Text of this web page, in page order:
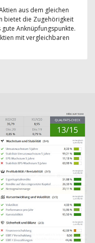
aus dem gleichen
bietet die Zugehörigkeit
Anknüpfungspunkte.
mit vergleichbaren